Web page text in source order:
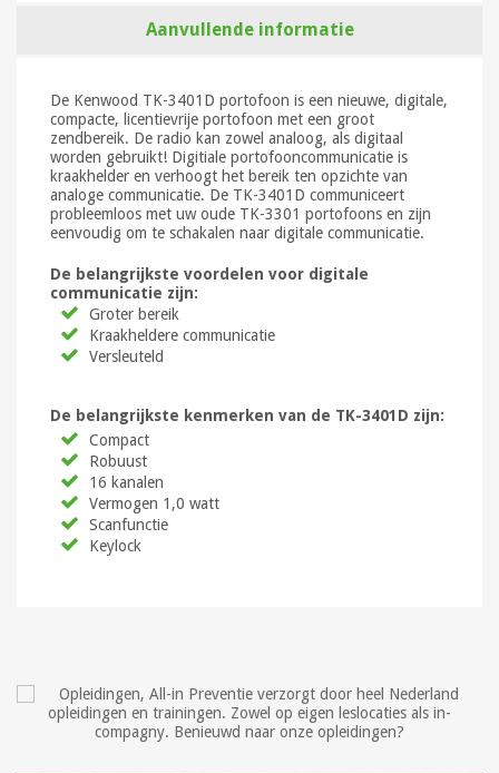
Aanvullende informatie
De Kenwood TK-3401D portofoon is een nieuwe, digitale,
compacte, licentievrije portofoon met een groot
zendbereik. De radio kan zowel analoog, als digitaal
worden gebruikt! Digitiale portofooncommunicatie is
kraakhelder en verhoogt het bereik ten opzichte van
analoge communicatie. De TK-3401D communiceert
probleemloos met uw oude TK-3301 portofoons en zijn
eenvoudig om te schakalen naar digitale communicatie.
De belangrijkste voordelen voor digitale
communicatie zijn:
Groter bereik
Kraakheldere communicatie
Versleuteld
De belangrijkste kenmerken van de TK-3401D zijn:
Compact
Robuust
16 kanalen
Vermogen 1,0 watt
Scanfunctie
Keylock